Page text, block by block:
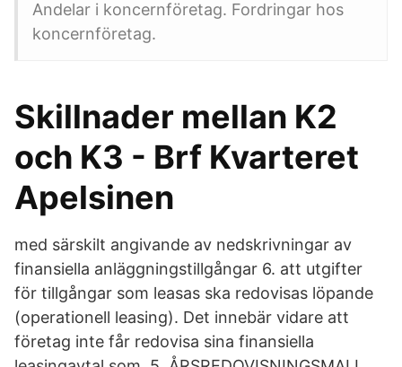
Andelar i koncernföretag. Fordringar hos
koncernföretag.
Skillnader mellan K2
och K3 - Brf Kvarteret
Apelsinen
med särskilt angivande av nedskrivningar av
finansiella anläggningstillgångar 6. att utgifter
för tillgångar som leasas ska redovisas löpande
(operationell leasing). Det innebär vidare att
företag inte får redovisa sina finansiella